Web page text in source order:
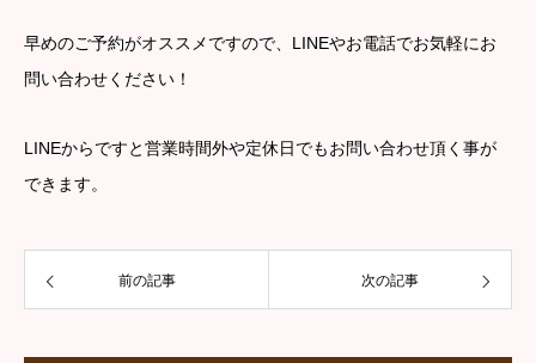
早めのご予約がオススメですので、LINEやお電話でお気軽にお
問い合わせください！
LINEからですと営業時間外や定休日でもお問い合わせ頂く事が
できます。
前の記事 次の記事